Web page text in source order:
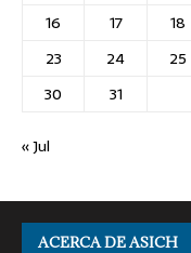
16
17 18
23
24 25
30
31
« Jul
ACERCA DE ASICH